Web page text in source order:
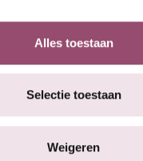
Alles toestaan
Selectie toestaan
Weigeren